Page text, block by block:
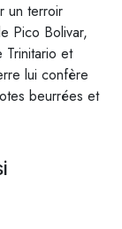
un terroir
Pico Bolivar,
et
lui confère
beurrées et